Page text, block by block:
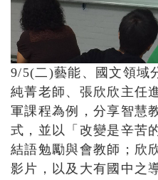
9/5(二)藝能、國文領域
純菁老師、張欣欣主任
軍課程為例，分享智慧
式，並以「改變是辛苦
結語勉勵與會教師；欣
影片，以及大有國中之